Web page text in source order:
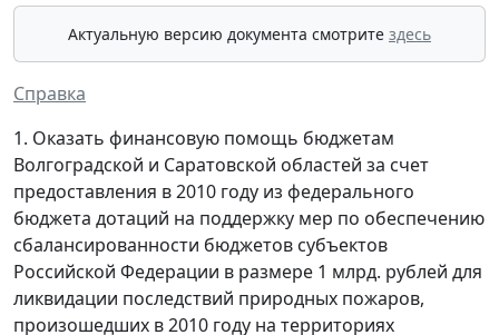
Актуальную версию документа смотрите здесь
Справка
1. Оказать финансовую помощь бюджетам
Волгоградской и Саратовской областей за счет
предоставления в 2010 году из федерального
бюджета дотаций на поддержку мер по обеспечению
сбалансированности бюджетов субъектов
Российской Федерации в размере 1 млрд. рублей для
ликвидации последствий природных пожаров,
произошедших в 2010 году на территориях